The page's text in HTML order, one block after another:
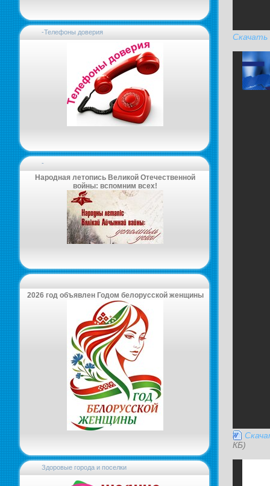
-Телефоны доверия
-
Народная летопись Великой Отечественной
войны: вспомним всех!
2026 год объявлен Годом белорусской женщины
Здоровые города и поселки
КБ)